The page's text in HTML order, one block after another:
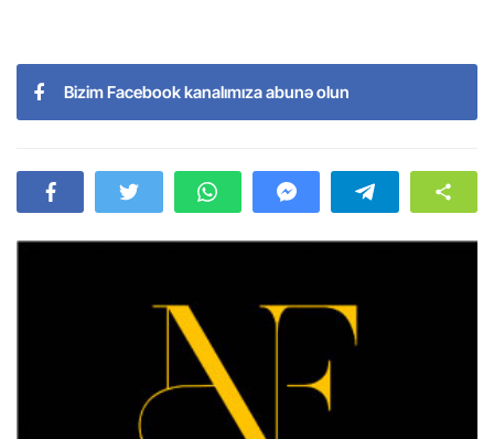
Bizim Facebook kanalımıza abunə olun